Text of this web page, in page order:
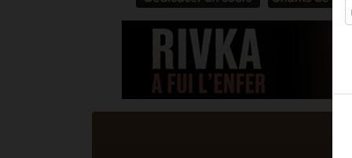
Odaya vient
2
30
12
Il reste